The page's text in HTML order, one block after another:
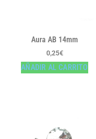
Aura AB 14mm
0,25€
AÑADIR AL CARRITO